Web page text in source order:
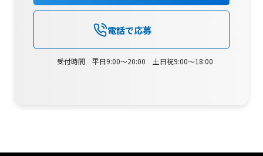
電話で応募
受付時間 平日9:00～20:00 土日祝9:00～18:00